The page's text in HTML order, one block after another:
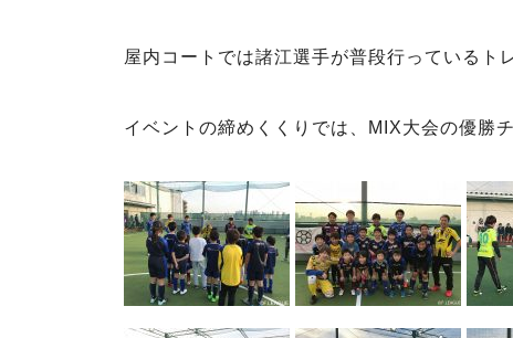
屋内コートでは諸江選手が普段行っているト
イベントの締めくくりでは、MIX大会の優勝